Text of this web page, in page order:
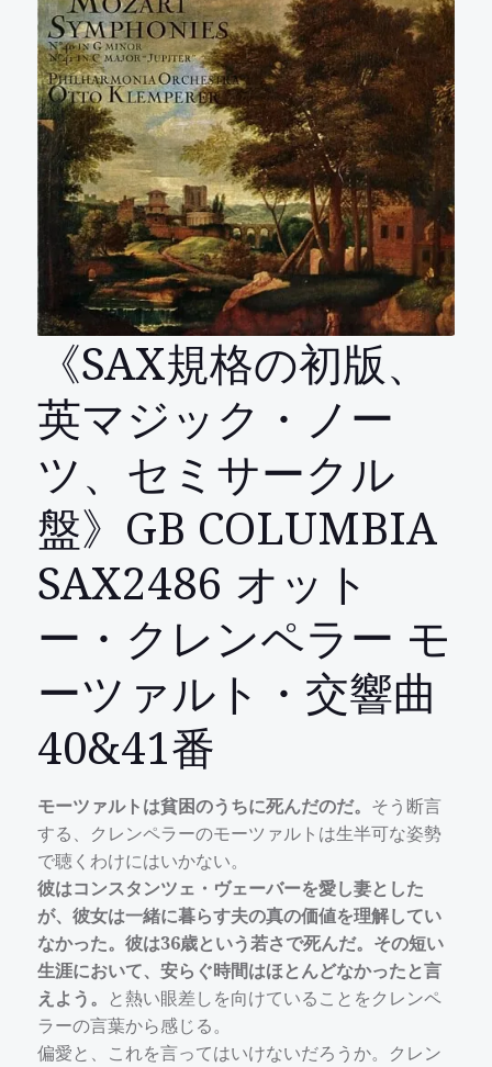
《SAX規格の初版、
英マジック・ノー
ツ、セミサークル
盤》GB COLUMBIA
SAX2486 オット
ー・クレンペラー モ
ーツァルト・交響曲
40&41番
モーツァルトは貧困のうちに死んだのだ。 そう断言
する、クレンペラーのモーツァルトは生半可な姿勢
で聴くわけにはいかない。
彼はコンスタンツェ・ヴェーバーを愛し妻とした
が、彼女は一緒に暮らす夫の真の価値を理解してい
なかった。彼は36歳という若さで死んだ。その短い
生涯において、安らぐ時間はほとんどなかったと言
えよう。 と熱い眼差しを向けていることをクレンペ
ラーの言葉から感じる。
偏愛と、これを言ってはいけないだろうか。クレン